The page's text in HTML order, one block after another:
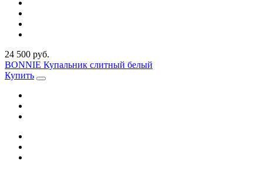
24 500 руб.
BONNIE Купальник слитный белый
Купить